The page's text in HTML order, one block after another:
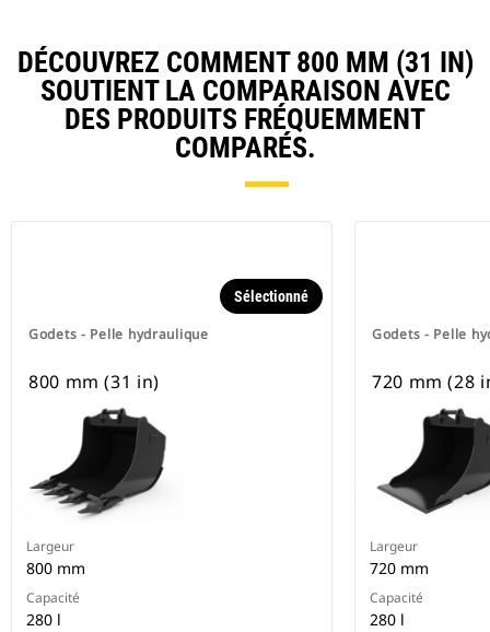
DÉCOUVREZ COMMENT 800 MM (31 IN)
SOUTIENT LA COMPARAISON AVEC
DES PRODUITS FRÉQUEMMENT
COMPARÉS.
Godets - Pelle hydraulique
Sélectionné
800 mm (31 in)
Largeur
800 mm
Capacité
280 l
Godets - Pelle
720 mm (28
Largeur
720 mm
Capacité
280 l